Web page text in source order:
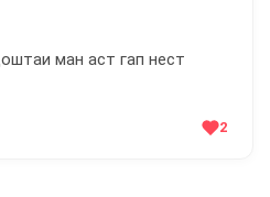
ман аст гап нест
2